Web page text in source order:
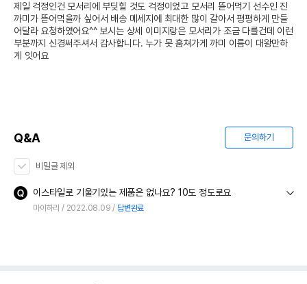
제일 걱정인건 모서리에 부딪힐 것도 걱정이었고 모서리 뜯어먹기 선수인 진
까미가 뜯어먹을까 싶어서 배송 메세지에 최대한 많이 갈아서 평평하게 만들
어달라 요청하였어요^^ 보시는 상세 이미지랑은 모서리가 조금 다를건데 이런
부분까지 신경써주셔서 감사합니다. 누가 못 훔쳐가게 까미 이름이 대왕만하
게 잇어요
Q&A 문의하기
비밀글 제외
이스타일로 기울기있는 제품은 없나요? 10도 정도로요
마이하리 2022.08.09 답변완료